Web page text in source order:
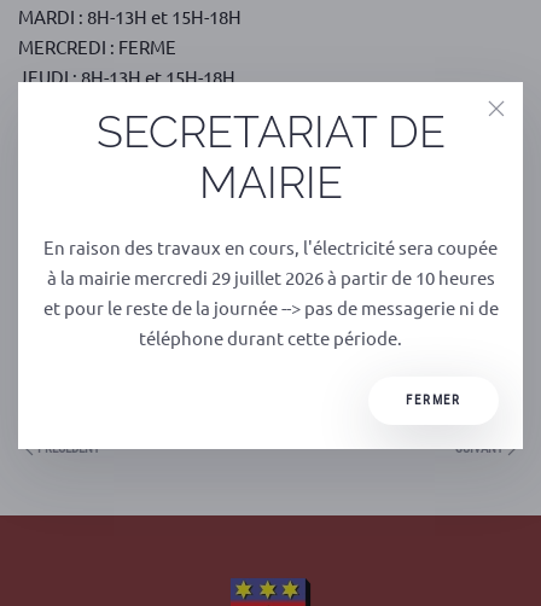
MARDI : 8H-13H et 15H-18H
MERCREDI : FERME
JEUDI : 8H-13H et 15H-18H
SAMEDI : 8H-13H
DIMANCHE : 8H30-12H30
compréhension.
Pour votre santé et la santé des gens que vous aimez,
respectez rigoureusement le confinement et les gestes
PRÉCÉDENT SUIVANT
SECRETARIAT DE
MAIRIE
En raison des travaux en cours, l'électricité sera coupée
à la mairie mercredi 29 juillet 2026 à partir de 10 heures
et pour le reste de la journée --> pas de messagerie ni de
téléphone durant cette période.
FERMER